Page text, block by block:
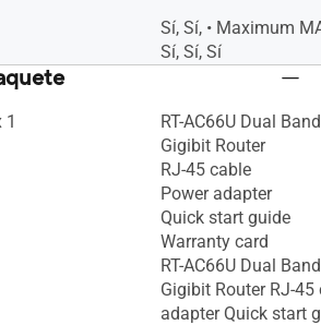
WiFi 5 (802.11ac)
WiFi 4 (802.11n)
IEEE 802.11a
Sí, Sí, • Maximum
Sí, Sí, Sí
1
RT-AC66U Dual
Gigibit Router
RJ-45 cable
Power adapter
Quick start guide
Warranty card
RT-AC66U Dual
Gigibit Router RJ-45
adapter Quick start